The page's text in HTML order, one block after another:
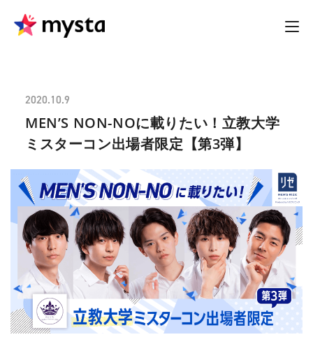
2020.10.9
MEN’S NON-NOに載りたい！立教大学
ミスターコン出場者限定【第3弾】